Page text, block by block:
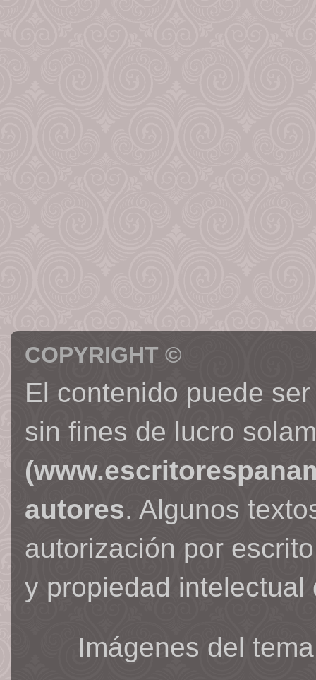
COPYRIGHT ©
El contenido puede
sin fines de lucro
autores. Algunos
autorización por
y propiedad intelectual
Imágenes del